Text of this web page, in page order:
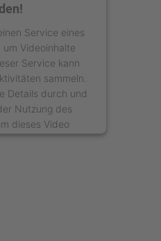
Service eines
Videoinhalte
Service kann
sammeln.
Details durch und
Nutzung des
dieses Video